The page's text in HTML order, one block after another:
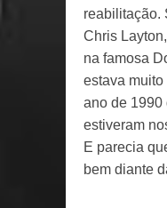
reabilitação.
Chris
na famosa
estava
ano de 1990
estiveram
E parecia
bem diante